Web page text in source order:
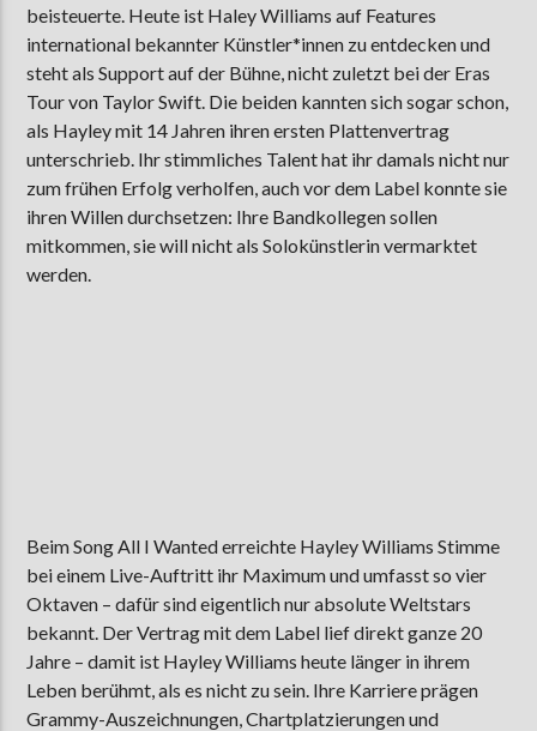
beisteuerte. Heute ist Haley Williams auf Features
international bekannter Künstler*innen zu entdecken und
steht als Support auf der Bühne, nicht zuletzt bei der Eras
Tour von Taylor Swift. Die beiden kannten sich sogar schon,
als Hayley mit 14 Jahren ihren ersten Plattenvertrag
unterschrieb. Ihr stimmliches Talent hat ihr damals nicht nur
zum frühen Erfolg verholfen, auch vor dem Label konnte sie
ihren Willen durchsetzen: Ihre Bandkollegen sollen
mitkommen, sie will nicht als Solokünstlerin vermarktet
werden.
Beim Song All I Wanted erreichte Hayley Williams Stimme
bei einem Live-Auftritt ihr Maximum und umfasst so vier
Oktaven – dafür sind eigentlich nur absolute Weltstars
bekannt. Der Vertrag mit dem Label lief direkt ganze 20
Jahre – damit ist Hayley Williams heute länger in ihrem
Leben berühmt, als es nicht zu sein. Ihre Karriere prägen
Grammy-Auszeichnungen, Chartplatzierungen und